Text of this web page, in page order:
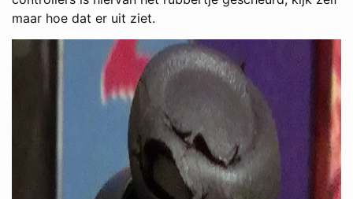
maar hoe dat er uit ziet.